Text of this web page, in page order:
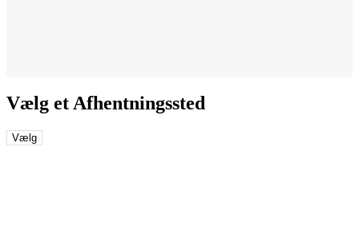
Vælg et Afhentningssted
Vælg